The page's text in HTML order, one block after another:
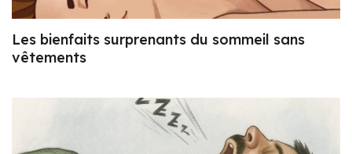
Les bienfaits surprenants du sommeil sans
vêtements